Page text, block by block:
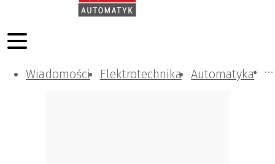
Wiadomości Elektrotechnika Automatyka
Komunikacja i IT
Kontrola
Tematy specjalne